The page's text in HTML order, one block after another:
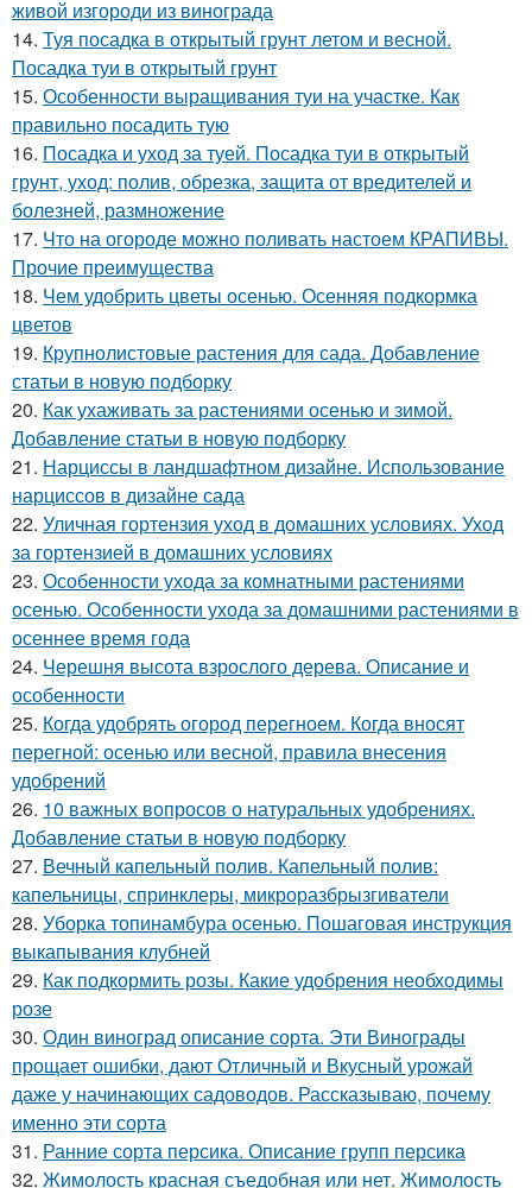
живой изгороди из винограда
14. Туя посадка в открытый грунт летом и весной.
Посадка туи в открытый грунт
15. Особенности выращивания туи на участке. Как
правильно посадить тую
16. Посадка и уход за туей. Посадка туи в открытый
грунт, уход: полив, обрезка, защита от вредителей и
болезней, размножение
17. Что на огороде можно поливать настоем КРАПИВЫ.
Прочие преимущества
18. Чем удобрить цветы осенью. Осенняя подкормка
цветов
19. Крупнолистовые растения для сада. Добавление
статьи в новую подборку
20. Как ухаживать за растениями осенью и зимой.
Добавление статьи в новую подборку
21. Нарциссы в ландшафтном дизайне. Использование
нарциссов в дизайне сада
22. Уличная гортензия уход в домашних условиях. Уход
за гортензией в домашних условиях
23. Особенности ухода за комнатными растениями
осенью. Особенности ухода за домашними растениями в
осеннее время года
24. Черешня высота взрослого дерева. Описание и
особенности
25. Когда удобрять огород перегноем. Когда вносят
перегной: осенью или весной, правила внесения
удобрений
26. 10 важных вопросов о натуральных удобрениях.
Добавление статьи в новую подборку
27. Вечный капельный полив. Капельный полив:
капельницы, спринклеры, микроразбрызгиватели
28. Уборка топинамбура осенью. Пошаговая инструкция
выкапывания клубней
29. Как подкормить розы. Какие удобрения необходимы
розе
30. Один виноград описание сорта. Эти Винограды
прощает ошибки, дают Отличный и Вкусный урожай
даже у начинающих садоводов. Рассказываю, почему
именно эти сорта
31. Ранние сорта персика. Описание групп персика
32. Жимолость красная съедобная или нет. Жимолость